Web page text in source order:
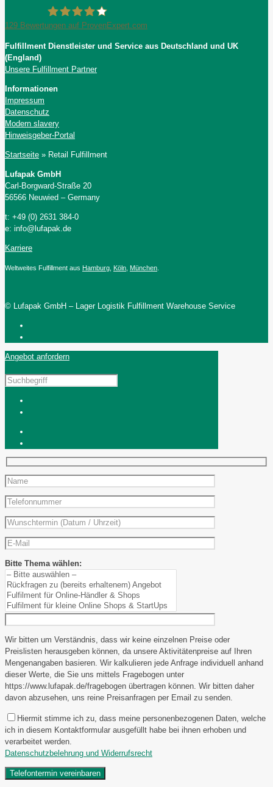
Lufapak GmbH
129 Bewertungen auf ProvenExpert.com
Fulfillment Dienstleister und Service aus Deutschland und UK
(England)
Unsere Fulfillment Partner
Informationen
Impressum
Datenschutz
Modern slavery
Hinweisgeber-Portal
Startseite » Retail Fulfillment
Lufapak GmbH
Carl-Borgward-Straße 20
56566 Neuwied – Germany
t: +49 (0) 2631 384-0
e: info@lufapak.de
Karriere
Weltweites Fulfillment aus Hamburg Köln München
© Lufapak GmbH – Lager Logistik Fulfillment Warehouse Service
Angebot anfordern
Bitte Thema wählen:
Wir bitten um Verständnis, dass wir keine einzelnen Preise oder
Preislisten herausgeben können, da unsere Aktivitätenpreise auf Ihren
Mengenangaben basieren. Wir kalkulieren jede Anfrage individuell anhand
dieser Werte, die Sie uns mittels Fragebogen unter
https://www.lufapak.de/fragebogen übertragen können. Wir bitten daher
davon abzusehen, uns reine Preisanfragen per Email zu senden.
Hiermit stimme ich zu, dass meine personenbezogenen Daten, welche
ich in diesem Kontaktformular ausgefüllt habe bei ihnen erhoben und
verarbeitet werden.
Datenschutzbelehrung und Widerrufsrecht